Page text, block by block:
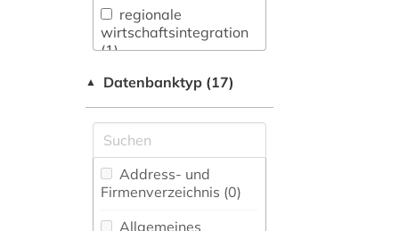
Anglistik.
Amerikanistik (0)
Vermessungswesen (0)
Biologie,
Biotechnologie (0)
Buch- und
regionale
wirtschaftsintegration
(1)
wirtschaftswissenschaften
(1)
▲ Datenbanktyp (17)
Address- und
Firmenverzeichnis (0)
Allgemeines